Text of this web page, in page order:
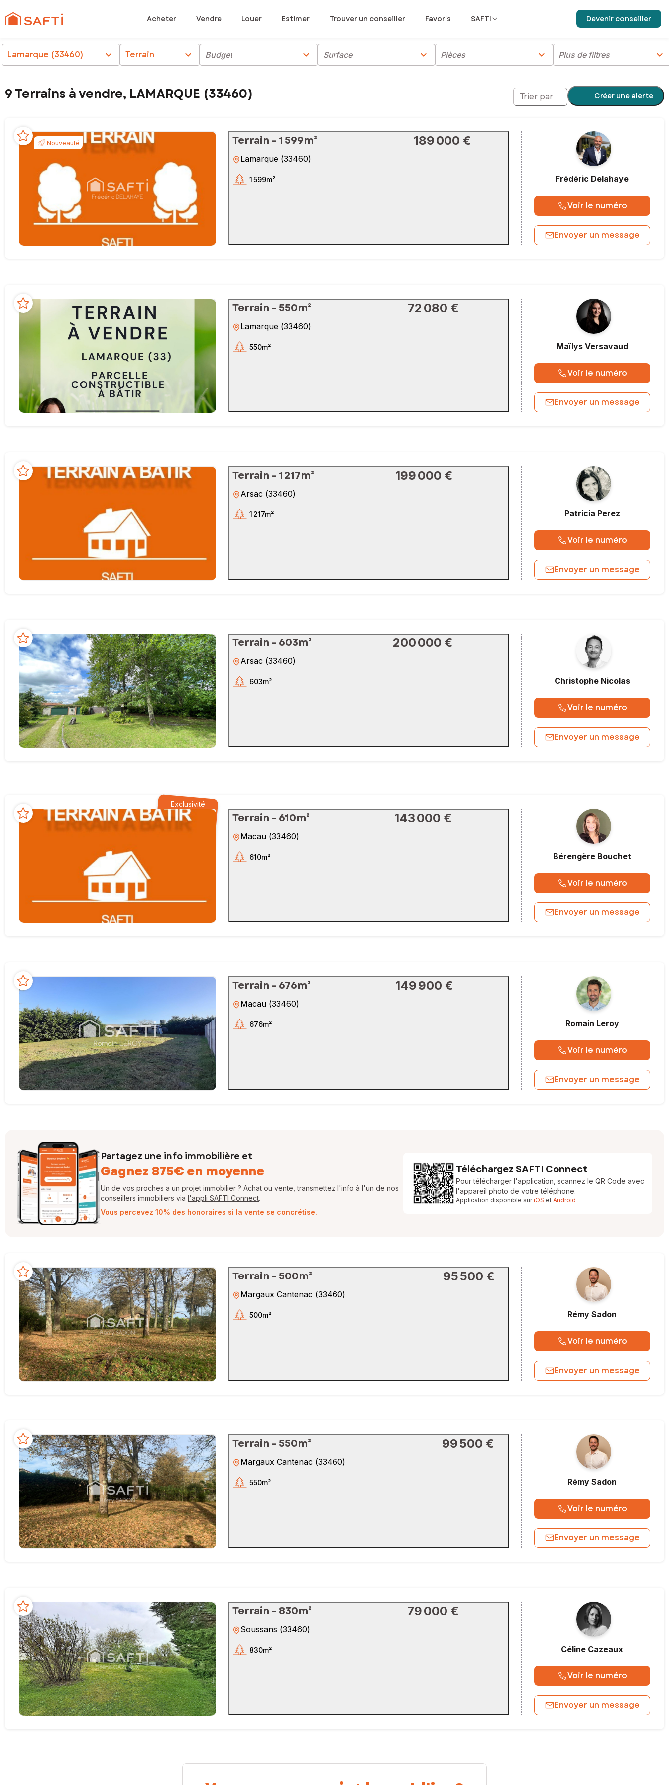
Acheter Vendre Louer Estimer Trouver un conseiller Favoris SAFTI Devenir conseiller
Lamarque (33460) chevron_right Terrain chevron_right Budget chevron_right Surface chevron_right Pièces chevron_right Plus de filtres chevron_right
9 Terrains à vendre, LAMARQUE (33460) Trier par Créer une alerte
Nouveauté Terrain - 1 599m² 189 000 €
Lamarque (33460)
1 599m² Frédéric Delahaye
Voir le numéro
Envoyer un message
Terrain - 550m² 72 080 €
Lamarque (33460)
550m² Maïlys Versavaud
Voir le numéro
Envoyer un message
Terrain - 1 217m² 199 000 €
Arsac (33460)
1 217m² Patricia Perez
Voir le numéro
Envoyer un message
Terrain - 603m² 200 000 €
Arsac (33460)
603m² Christophe Nicolas
Voir le numéro
Envoyer un message
Exclusivité
Terrain - 610m² 143 000 €
Macau (33460)
610m² Bérengère Bouchet
Voir le numéro
Envoyer un message
Terrain - 676m² 149 900 €
Macau (33460)
676m² Romain Leroy
Voir le numéro
Envoyer un message
Partagez une info immobilière et
Gagnez 875€ en moyenne
Un de vos proches a un projet immobilier ? Achat ou vente, transmettez l'info à l'un de nos
conseillers immobiliers via l'appli SAFTI Connect.
Vous percevez 10% des honoraires si la vente se concrétise.
Téléchargez SAFTI Connect
Pour télécharger l'application, scannez le QR Code avec
l'appareil photo de votre téléphone.
Application disponible suriOS et Android
Terrain - 500m² 95 500 €
Margaux Cantenac (33460)
500m² Rémy Sadon
Voir le numéro
Envoyer un message
Terrain - 550m² 99 500 €
Margaux Cantenac (33460)
550m² Rémy Sadon
Voir le numéro
Envoyer un message
Terrain - 830m² 79 000 €
Soussans (33460)
830m² Céline Cazeaux
Voir le numéro
Envoyer un message